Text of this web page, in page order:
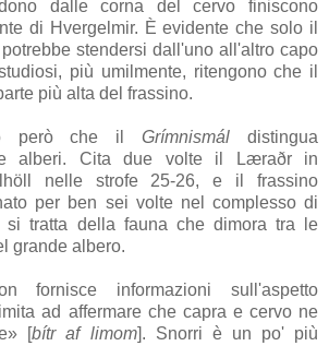
dalle corna del cervo finiscono
di Hvergelmir. È evidente che solo il
potrebbe stendersi dall'uno all'altro capo
più umilmente, ritengono che il
più alta del frassino.
però che ilGrímnismál distingua
alberi. Cita due volte il
Læraðrin
nelle strofe 25-26, e il frassino
per ben sei volte nel complesso di
si tratta della fauna che dimora tra le
grande albero.
fornisce informazioni sull'aspetto
ad affermare che capra e cervo ne
[bítr af limom]. Snorri è un po' più